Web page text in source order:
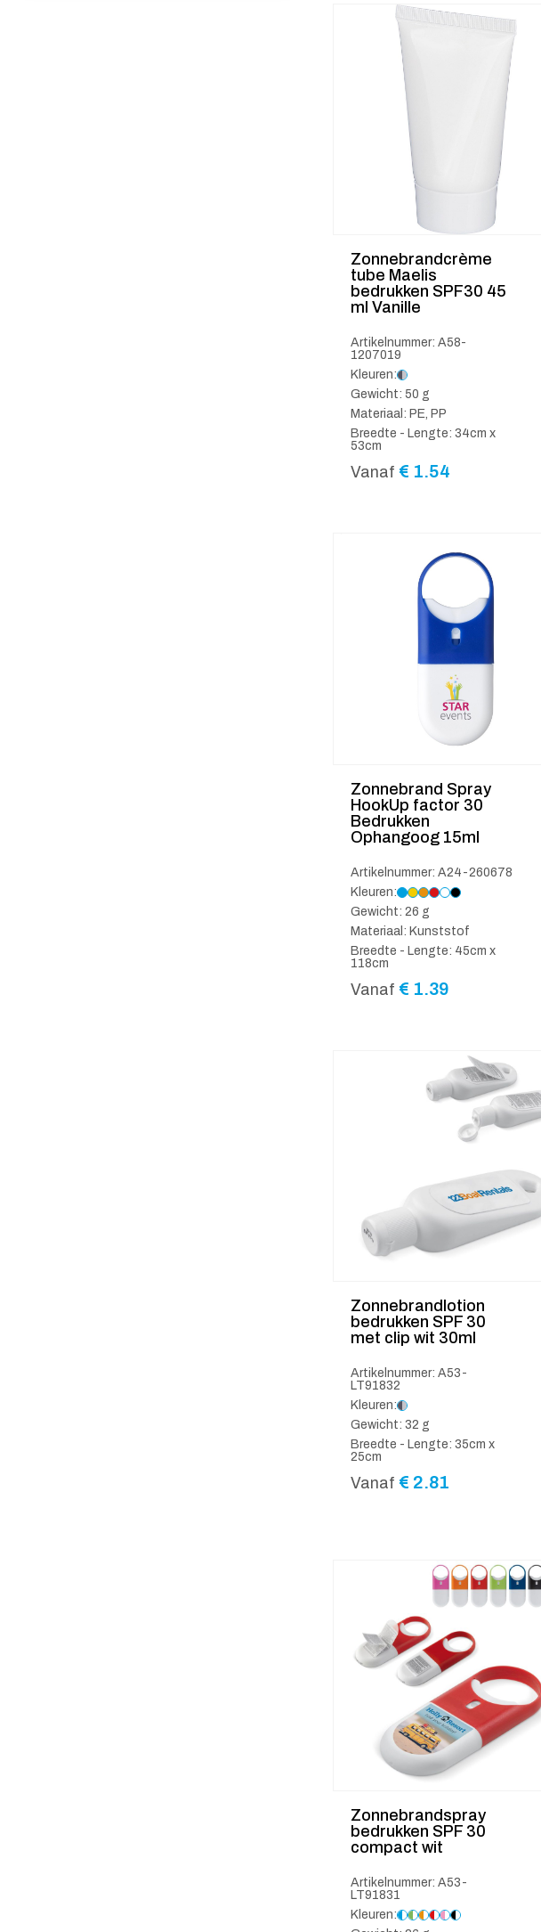
Zonnebrandcrème
tube Maelis
bedrukken SPF30 45
ml Vanille
Artikelnummer: A58-
1207019
Kleuren:
Gewicht: 50 g
Materiaal: PE, PP
Breedte - Lengte: 34cm x
53cm
Vanaf € 1.54
Zonnebrand Spray
HookUp factor 30
Bedrukken
Ophangoog 15ml
Artikelnummer: A24-260678
Kleuren:
Gewicht: 26 g
Materiaal: Kunststof
Breedte - Lengte: 45cm x
118cm
Vanaf € 1.39
Zonnebrandlotion
bedrukken SPF 30
met clip wit 30ml
Artikelnummer: A53-
LT91832
Kleuren:
Gewicht: 32 g
Breedte - Lengte: 35cm x
25cm
Vanaf € 2.81
Zonnebrandspray
bedrukken SPF 30
compact wit
Artikelnummer: A53-
LT91831
Kleuren: